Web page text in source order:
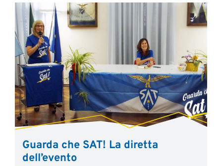
Guarda che SAT! La diretta
dell’evento